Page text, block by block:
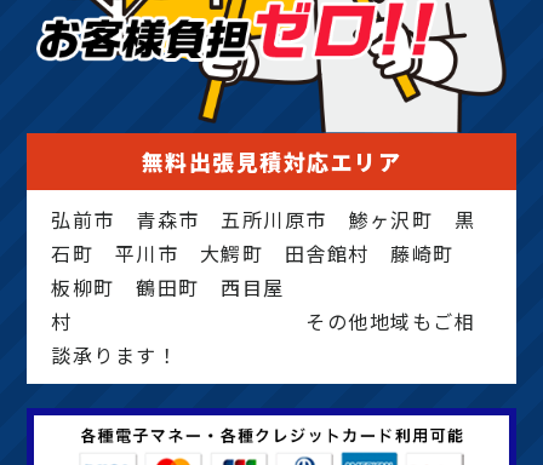
無料出張見積対応エリア
弘前市 青森市 五所川原市 鯵ヶ沢町 黒
石町 平川市 大鰐町 田舎館村 藤崎町
板柳町 鶴田町 西目屋
村 その他地域もご相
談承ります！